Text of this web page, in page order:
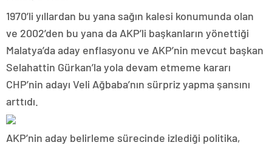
1970’li yıllardan bu yana sağın kalesi konumunda olan
ve 2002’den bu yana da AKP’li başkanların yönettiği
Malatya’da aday enflasyonu ve AKP’nin mevcut başkan
Selahattin Gürkan’la yola devam etmeme kararı
CHP’nin adayı Veli Ağbaba’nın sürpriz yapma şansını
arttıdı.
AKP’nin aday belirleme sürecinde izlediği politika,